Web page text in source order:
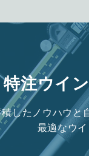
特注ウイ
積したノウハウと
最適なウ